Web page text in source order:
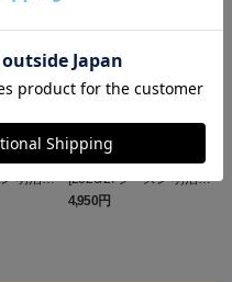
明治安
ユニフ
(FP1st
[2026/27シーズン 明治安
田J3リーグ]ドッグシャツ
小型犬用(FP1stデザイン)
4,950円